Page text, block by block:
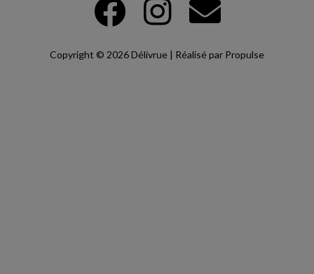
Copyright © 2026 Délivrue | Réalisé par Propulse